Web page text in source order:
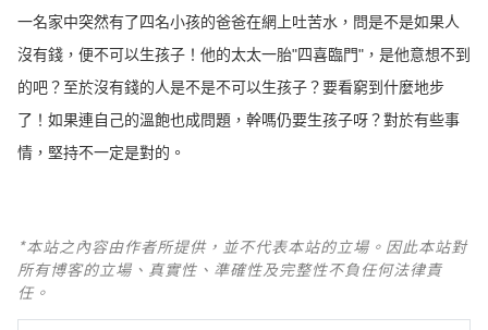
一名家中突然有了四名小孩的爸爸在網上吐苦水，問是不是如果人
沒有錢，便不可以生孩子！他的太太一胎"四喜臨門"，是他意想不到
的吧？至於沒有錢的人是不是不可以生孩子？要看窮到什麼地步
了！如果連自己的溫飽也成問題，幹嗎仍要生孩子呀？對於有些事
情，堅持不一定是對的。 ​​​​
*本站之內容由作者所提供，並不代表本站的立場。因此本站對
所有博客的立場、真實性、準確性及完整性不負任何法律責
任。